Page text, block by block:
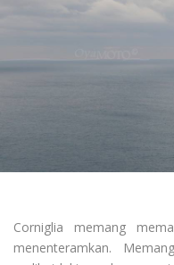
Corniglia memang
menenteramkan.